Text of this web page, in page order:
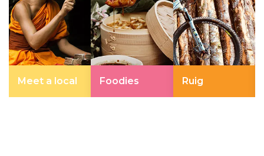
Meet a local Foodies Ruig